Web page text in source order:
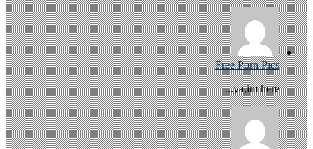
Free Porn Pics
ya,im here...